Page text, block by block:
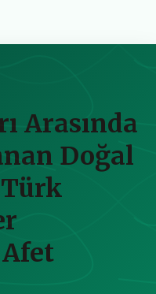
Arasında
Doğal
Afet